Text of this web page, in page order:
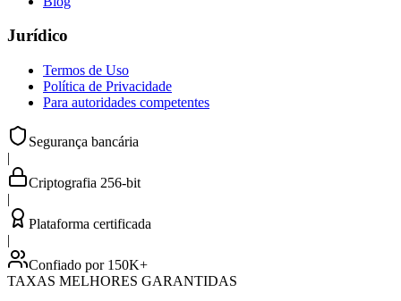
Jurídico
Termos de Uso
Política de Privacidade
Para autoridades competentes
Segurança bancária
|
Criptografia 256-bit
|
Plataforma certificada
|
Confiado por 150K+
TAXAS MELHORES GARANTIDAS